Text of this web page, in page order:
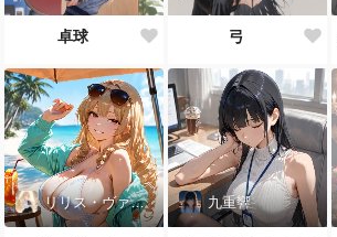
卓球 弓
リリス・ヴァレンタイン 九重響